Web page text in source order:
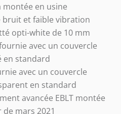
montée en usine
bruit et faible vibration
opti-white de 10 mm
avec un couvercle
en standard
avec un couvercle
en standard
avancée EBLT montée
mars 2021